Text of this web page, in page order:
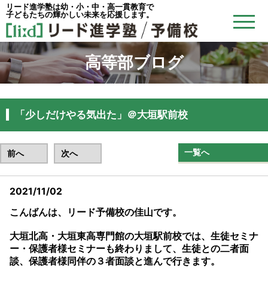
リード進学塾は幼・小・中・高一貫教育で
子どもたちの輝かしい未来を応援します。
高等部ブログ
「少しだけやる気出た」＠大垣駅前校
前へ 次へ 一覧へ
2021/11/02
こんばんは、リード予備校の佳山です。
大垣北高・大垣東高専門館の大垣駅前校では、生徒セミナ
ー・保護者様セミナーも終わりまして、生徒との二者面
談、保護者様同伴の３者面談と進んで行きます。